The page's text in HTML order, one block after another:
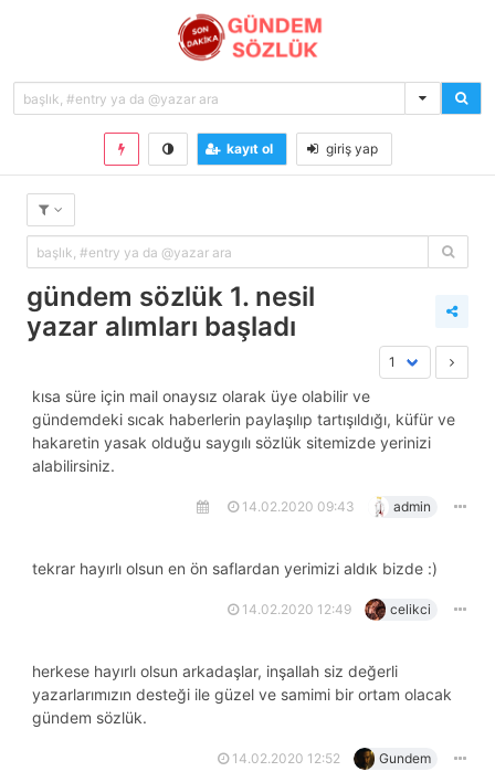
kayıt ol giriş yap
gündem sözlük 1. nesil
yazar alımları başladı
kısa süre için mail onaysız olarak üye olabilir ve
gündemdeki sıcak haberlerin paylaşılıp tartışıldığı, küfür ve
hakaretin yasak olduğu saygılı sözlük sitemizde yerinizi
alabilirsiniz.
14.02.2020 09:43 admin
tekrar hayırlı olsun en ön saflardan yerimizi aldık bizde :)
14.02.2020 12:49 celikci
herkese hayırlı olsun arkadaşlar, inşallah siz değerli
yazarlarımızın desteği ile güzel ve samimi bir ortam olacak
gündem sözlük.
14.02.2020 12:52 Gundem